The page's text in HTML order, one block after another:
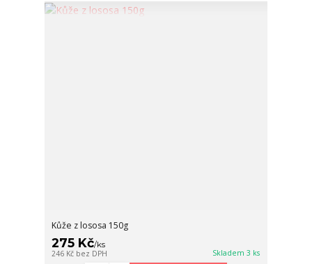
Kůže z lososa 150g
275 Kč/ks
246 Kč bez DPH Skladem 3 ks